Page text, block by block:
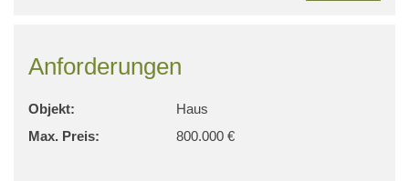
Anforderungen
Objekt:
Haus
Max. Preis:
800.000 €